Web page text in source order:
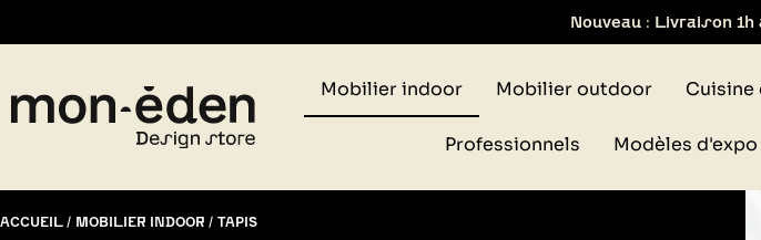
Retrait de votre commande dans
Mobilier indoor Mobilier outdoor Cuisine
Professionnels Modèles d'expo
ACCUEIL MOBILIER INDOOR TAPIS